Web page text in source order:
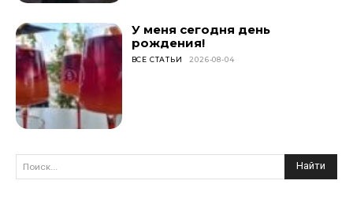
У меня сегодня день
рождения!
ВСЕ СТАТЬИ 2026-08-04
Поиск... Найти